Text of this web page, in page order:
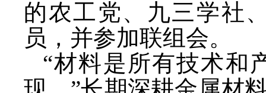
的农工党、九三学社
员，并参加联组会。
“材料是所有技术和